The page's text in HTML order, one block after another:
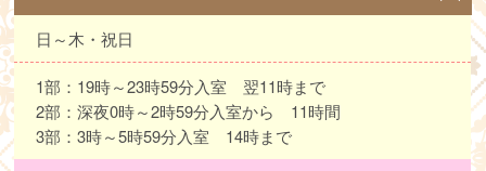
日～木・祝日
1部：19時～23時59分入室 翌11時まで
2部：深夜0時～2時59分入室から 11時間
3部：3時～5時59分入室 14時まで